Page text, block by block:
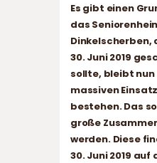
Es gibt einen
das
Dinkelscherben,
30. Juni 2019
sollte, bleibt
massiven
bestehen. Das
große
werden. Diese
30. Juni 2019